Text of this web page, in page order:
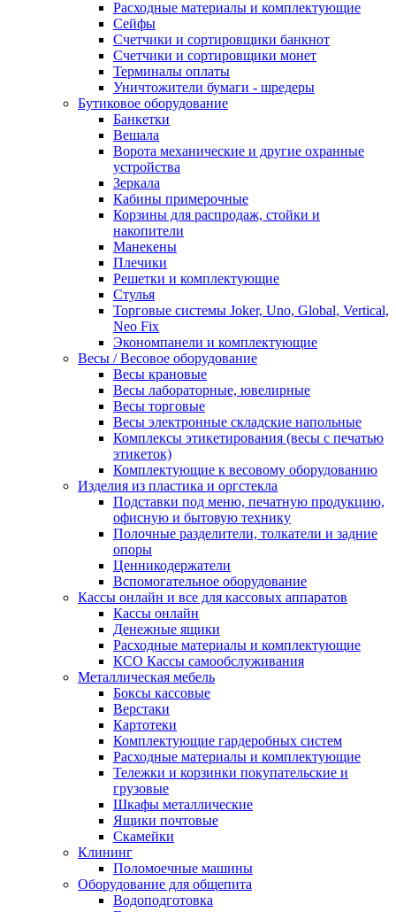
Расходные материалы и комплектующие
Сейфы
Счетчики и сортировщики банкнот
Счетчики и сортировщики монет
Терминалы оплаты
Уничтожители бумаги - шредеры
Бутиковое оборудование
Банкетки
Вешала
Ворота механические и другие охранные
устройства
Зеркала
Кабины примерочные
Корзины для распродаж, стойки и
накопители
Манекены
Плечики
Решетки и комплектующие
Стулья
Торговые системы Joker, Uno, Global, Vertical,
Neo Fix
Экономпанели и комплектующие
Весы / Весовое оборудование
Весы крановые
Весы лабораторные, ювелирные
Весы торговые
Весы электронные складские напольные
Комплексы этикетирования (весы с печатью
этикеток)
Комплектующие к весовому оборудованию
Изделия из пластика и оргстекла
Подставки под меню, печатную продукцию,
офисную и бытовую технику
Полочные разделители, толкатели и задние
опоры
Ценникодержатели
Вспомогательное оборудование
Кассы онлайн и все для кассовых аппаратов
Кассы онлайн
Денежные ящики
Расходные материалы и комплектующие
КСО Кассы самообслуживания
Металлическая мебель
Боксы кассовые
Верстаки
Картотеки
Комплектующие гардеробных систем
Расходные материалы и комплектующие
Тележки и корзинки покупательские и
грузовые
Шкафы металлические
Ящики почтовые
Скамейки
Клининг
Поломоечные машины
Оборудование для общепита
Водоподготовка